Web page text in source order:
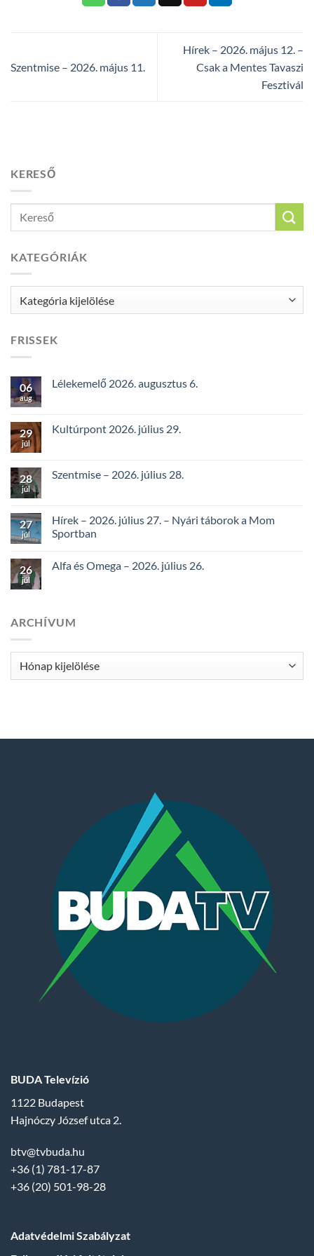
Szentmise – 2026. május 11.
Hírek – 2026. május 12. –
Csak a Mentes Tavaszi
Fesztivál
KERESŐ
KATEGÓRIÁK
FRISSEK
06
aug
Lélekemelő 2026. augusztus 6.
29
júl
Kultúrpont 2026. július 29.
28
júl
Szentmise – 2026. július 28.
27
júl
Hírek – 2026. július 27. – Nyári táborok a Mom
Sportban
26
júl
Alfa és Omega – 2026. július 26.
ARCHÍVUM
Archívum
BUDA Televízió
1122 Budapest
Hajnóczy József utca 2.
btv@tvbuda.hu
+36 (1) 781-17-87
+36 (20) 501-98-28
Adatvédelmi Szabályzat